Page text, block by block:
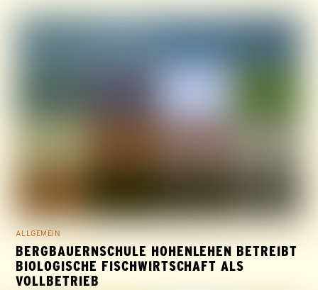
ALLGEMEIN
BERGBAUERNSCHULE HOHENLEHEN BETREIBT
BIOLOGISCHE FISCHWIRTSCHAFT ALS
VOLLBETRIEB